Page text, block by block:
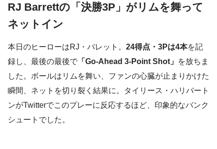
RJ Barrettの「決勝3P」がリムを舞って
ネットイン
本日のヒーローはRJ・バレット。 24得点・3Pは4本を記
録し、最後の最後で 「Go-Ahead 3-Point Shot」 を放ちま
した。ボールはリムを舞い、ファンの心臓が止まりかけた
瞬間、ネットを切り裂く結果に。タイリース・ハリバート
ンがTwitterでこのプレーに反応するほど、印象的なバンク
シュートでした。